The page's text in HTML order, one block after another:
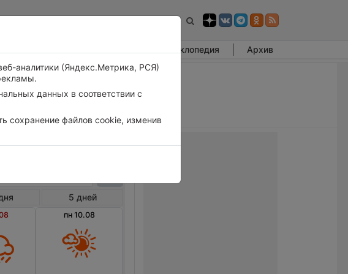
Энциклопедия Архив
5 дней
пн 10.08
аналитики (Яндекс.Метрика, РСЯ)
данных в соответствии с
сохранение файлов cookie, изменив